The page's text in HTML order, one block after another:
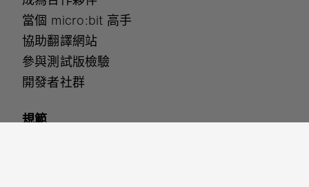
當個 micro:bit 高手
協助翻譯網站
參與測試版檢驗
開發者社群
規範